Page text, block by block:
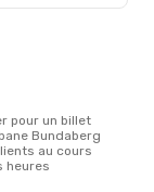
Bundaberg
au cours
heures